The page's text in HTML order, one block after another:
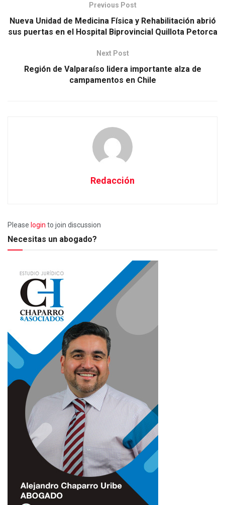
Previous Post
Nueva Unidad de Medicina Física y Rehabilitación abrió
sus puertas en el Hospital Biprovincial Quillota Petorca
Next Post
Región de Valparaíso lidera importante alza de
campamentos en Chile
Redacción
Please login to join discussion
Necesitas un abogado?